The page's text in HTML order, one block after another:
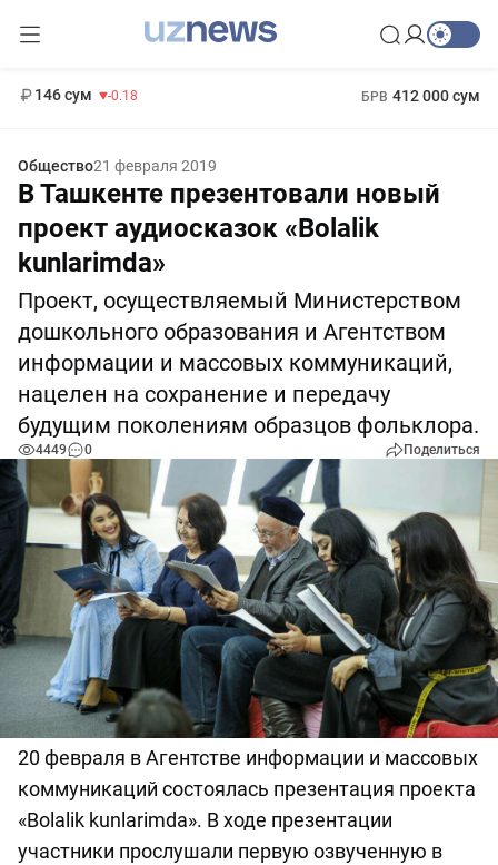
146 сум -0.18 БРВ 412 000 сум
Общество21 февраля 2019
В Ташкенте презентовали новый
проект аудиосказок «Bolalik
kunlarimda»
Проект, осуществляемый Министерством
дошкольного образования и Агентством
информации и массовых коммуникаций,
нацелен на сохранение и передачу
будущим поколениям образцов фольклора.
4449 0 Поделиться
20 февраля в Агентстве информации и массовых
коммуникаций состоялась презентация проекта
«Bolalik kunlarimda». В ходе презентации
участники прослушали первую озвученную в